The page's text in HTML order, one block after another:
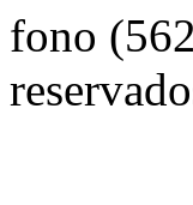
fono